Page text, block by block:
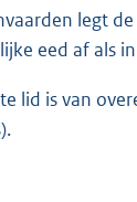
legt
eed af als
lid is van